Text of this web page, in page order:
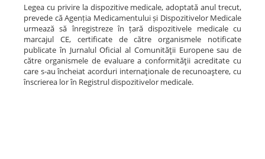
Legea cu privire la dispozitive medicale, adoptată anul trecut,
prevede că Agenția Medicamentului și Dispozitivelor Medicale
urmează să înregistreze în țară dispozitivele medicale cu
marcajul CE, certificate de către organismele notificate
publicate în Jurnalul Oficial al Comunităţii Europene sau de
către organismele de evaluare a conformităţii acreditate cu
care s-au încheiat acorduri internaţionale de recunoaştere, cu
înscrierea lor în Registrul dispozitivelor medicale.